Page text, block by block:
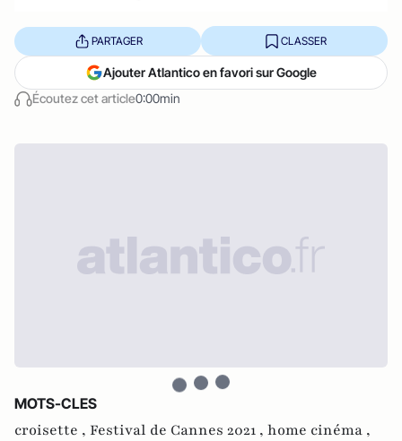
Écoutez cet article0:00min
PARTAGER CLASSER
Ajouter Atlantico en favori sur Google
MOTS-CLES
croisette , Festival de Cannes 2021 , home cinéma ,